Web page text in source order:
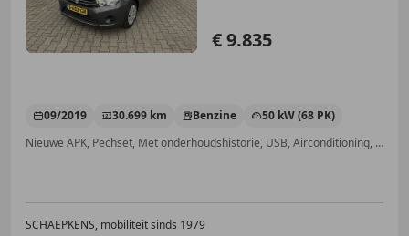
€ 9.835
09/2019 30.699 km Benzine
50 kW (68 PK)
Nieuwe APK, Pechset, Met onderhoudshistorie, USB, Airconditioning, Centrale deurvergrendeling met afstandsbediening, LED dagrijverlichting, Centrale vergrendeling
SCHAEPKENS, mobiliteit sinds 1979